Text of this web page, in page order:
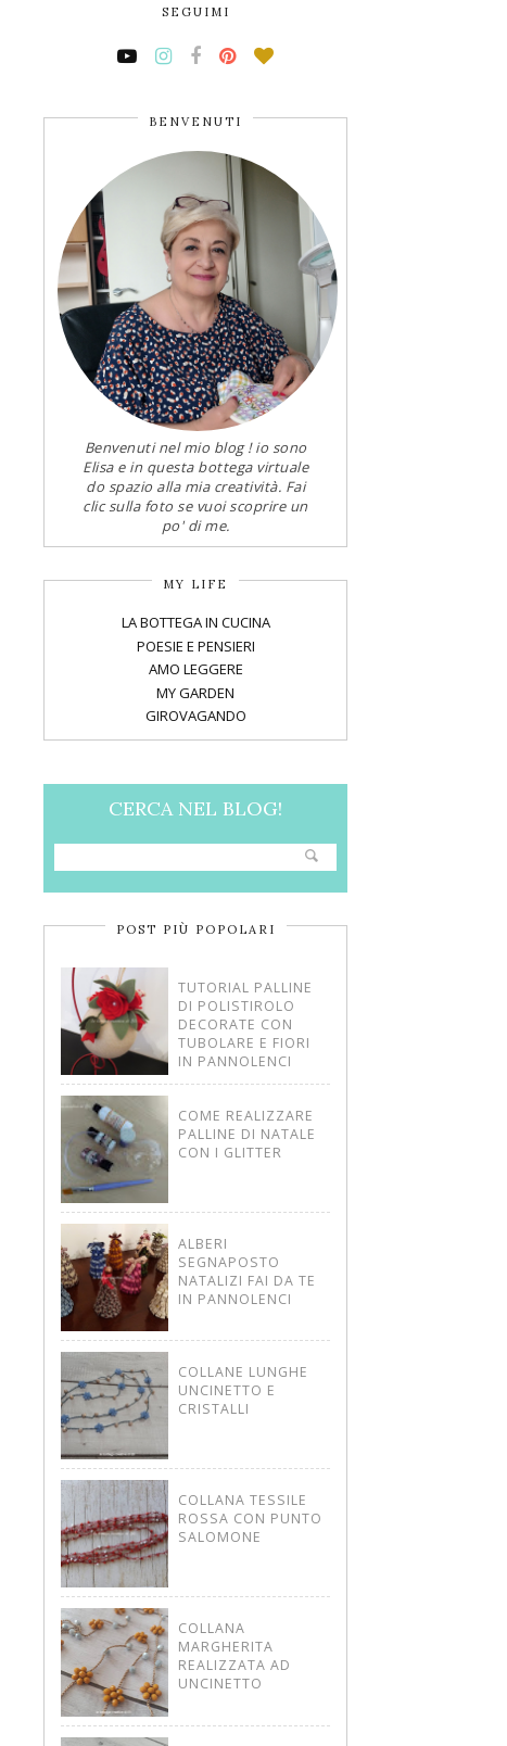
SEGUIMI
BENVENUTI
Benvenuti nel mio blog ! io sono
Elisa e in questa bottega virtuale
do spazio alla mia creatività. Fai
clic sulla foto se vuoi scoprire un
po' di me.
MY LIFE
LA BOTTEGA IN CUCINA
POESIE E PENSIERI
AMO LEGGERE
MY GARDEN
GIROVAGANDO
CERCA NEL BLOG!
POST PIÙ POPOLARI
TUTORIAL PALLINE
DI POLISTIROLO
DECORATE CON
TUBOLARE E FIORI
IN PANNOLENCI
COME REALIZZARE
PALLINE DI NATALE
CON I GLITTER
ALBERI
SEGNAPOSTO
NATALIZI FAI DA TE
IN PANNOLENCI
COLLANE LUNGHE
UNCINETTO E
CRISTALLI
COLLANA TESSILE
ROSSA CON PUNTO
SALOMONE
COLLANA
MARGHERITA
REALIZZATA AD
UNCINETTO